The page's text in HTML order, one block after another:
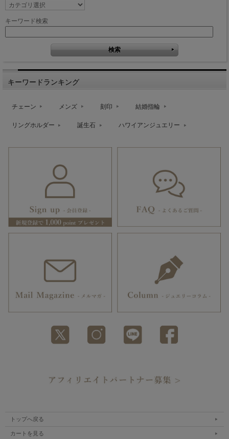
キーワード検索
キーワードランキング
チェーン メンズ 刻印 結婚指輪
リングホルダー 誕生石 ハワイアンジュエリー
トップへ戻る
カートを見る